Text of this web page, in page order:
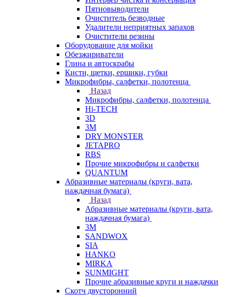
Пятновыводители
Очиститель безводные
Удалители неприятных запахов
Очистители резины
Оборудование для мойки
Обезжириватели
Глина и автоскрабы
Кисти, щетки, ершики, губки
Микрофибры, салфетки, полотенца
Назад
Микрофибры, салфетки, полотенца
Hi-TECH
3D
3М
DRY MONSTER
JETAPRO
RBS
Прочие микрофибры и салфетки
QUANTUM
Абразивные материалы (круги, вата,
наждачная бумага)
Назад
Абразивные материалы (круги, вата,
наждачная бумага)
3М
SANDWOX
SIA
HANKO
MIRKA
SUNMIGHT
Прочие абразивные круги и наждачки
Скотч двусторонний